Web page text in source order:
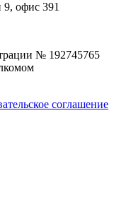
офис 391
№ 192745765
соглашение